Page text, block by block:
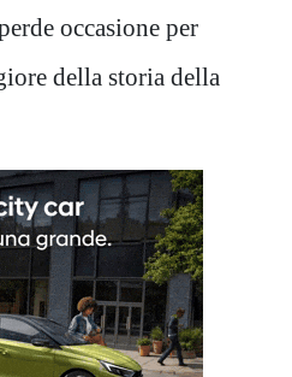
occasione per
della storia della